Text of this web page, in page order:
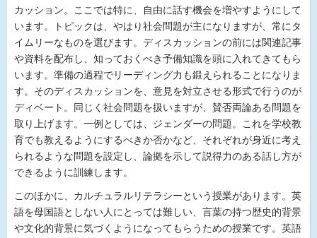
カッション。ここでは特に、自由に話す機会を増やすようにして
います。トピックは、やはり社会問題が主になりますが、常にタ
イムリーなものを選びます。ディスカッションの前には関連記事
や資料を配布し、知っておくべき予備知識を頭に入れてきてもら
います。準備の過程でリーディング力も鍛えられることになりま
す。そのディスカッションを、意見を対立させる形式で行うのが
ディベート。同じく社会問題を扱いますが、賛否両論ある問題を
取り上げます。一例としては、ジェンダーの問題。これを学校教
育でも教えるようにするべきか否かなど、それぞれが身近に考え
られるような問題を設定し、論拠を示して説得力のある話し方が
できるように訓練します。
このほかに、カルチュラルリテラシーという授業があります。英
語を母国語としない人にとっては難しい、言葉の持つ歴史的背景
や文化的背景に気づくようになってもらうための授業です。英語